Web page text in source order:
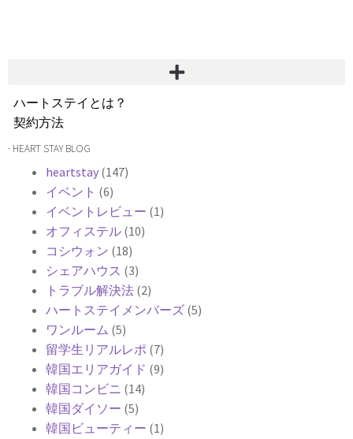
ハートステイとは？
契約方法
韓国不動産情報
よくある質問
Heartee
· HEART STAY BLOG
heartstay (147)
イベント (6)
イベントレビュー (1)
オフィステル (10)
コシウォン (18)
シェアハウス (3)
トラブル解決法 (2)
ハートステイメンバーズ (5)
ワンルーム (5)
留学生リアルレポ (7)
韓国エリアガイド (9)
韓国コンビニ (14)
韓国ダイソー (5)
韓国ビューティー (1)